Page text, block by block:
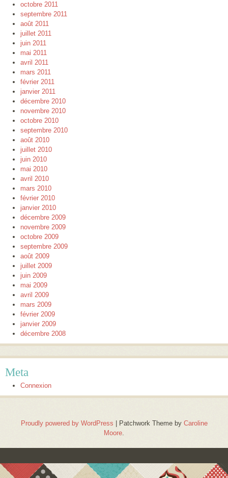
octobre 2011
septembre 2011
août 2011
juillet 2011
juin 2011
mai 2011
avril 2011
mars 2011
février 2011
janvier 2011
décembre 2010
novembre 2010
octobre 2010
septembre 2010
août 2010
juillet 2010
juin 2010
mai 2010
avril 2010
mars 2010
février 2010
janvier 2010
décembre 2009
novembre 2009
octobre 2009
septembre 2009
août 2009
juillet 2009
juin 2009
mai 2009
avril 2009
mars 2009
février 2009
janvier 2009
décembre 2008
Meta
Connexion
Proudly powered by WordPress | Patchwork Theme by Caroline
Moore